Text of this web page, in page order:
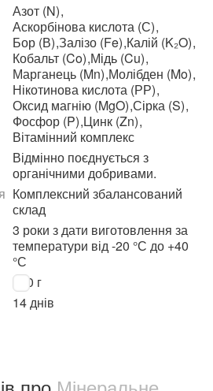
Азот (N),
Аскорбінова кислота (С),
Бор (В),Залізо (Fe),Калій (K₂O),
Кобальт (Co),Мідь (Cu),
Марганець (Mn),Молібден (Mo),
Нікотинова кислота (РР),
Оксид магнію (MgO),Сірка (S),
Фосфор (P),Цинк (Zn),
Вітамінний комплекс
Відмінно поєднується з
органічними добривами.
Комплексний збалансований
склад
3 роки з дати виготовлення за
температури від -20 °С до +40
°С
300 г
14 днів